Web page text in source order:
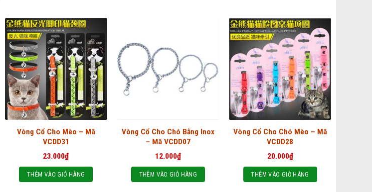
Vòng Cổ Cho Mèo – Mã
VCDD31
23.000₫
THÊM VÀO GIỎ HÀNG
Vòng Cổ Cho Chó Bằng Inox
– Mã VCDD07
12.000₫
THÊM VÀO GIỎ HÀNG
Vòng Cổ Cho Chó Mèo – Mã
VCDD28
20.000₫
THÊM VÀO GIỎ HÀNG